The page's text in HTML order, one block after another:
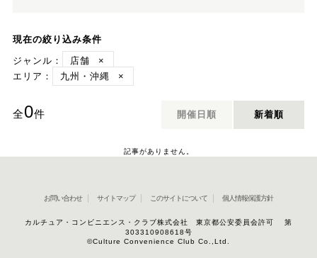
現在の絞り込み条件
ジャンル：
店舗
×
エリア：
九州・沖縄 ×
全0件 開催日順 新着順
記事がありません。
お問い合わせ サイトマップ このサイトについて 個人情報保護方針
カルチュア・コンビニエンス・クラブ株式会社 東京都公安委員会許可 第
303310908618号
©Culture Convenience Club Co.,Ltd.